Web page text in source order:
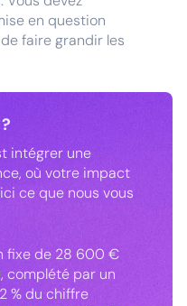
en question
faire grandir les
intégrer une
où votre impact
ce que nous vous
fixe de 28 600 €
complété par un
% du chiffre